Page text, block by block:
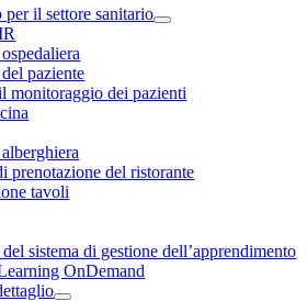
il settore sanitario
paziente
monitoraggio dei pazienti
prenotazione del ristorante
tavoli
sistema di gestione dell’apprendimento
OnDemand